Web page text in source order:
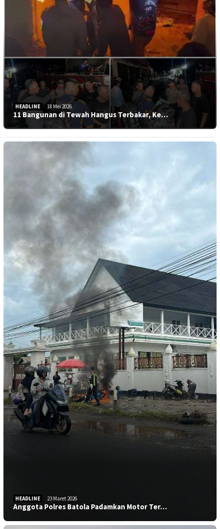
HEADLINE 18 Mei 2026
11 Bangunan di Tewah Hangus Terbakar, Ke…
HEADLINE 23 Maret 2026
Anggota Polres Batola Padamkan Motor Ter…